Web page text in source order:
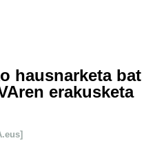
hausnarketa bat
erakusketa